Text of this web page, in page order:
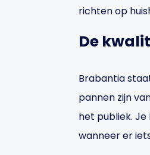
richten op
De
Brabantia
pannen zijn
het publiek.
wanneer er